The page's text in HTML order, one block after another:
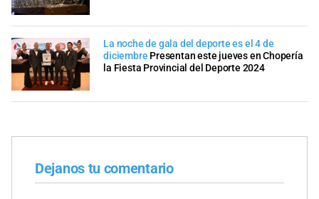
La noche de gala del deporte es el 4 de
diciembre Presentan este jueves en Chopería
la Fiesta Provincial del Deporte 2024
Dejanos tu comentario